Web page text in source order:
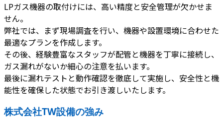
LPガス機器の取付けには、高い精度と安全管理が欠かせま
せん。
弊社では、まず現場調査を行い、機器や設置環境に合わせた
最適なプランを作成します。
その後、経験豊富なスタッフが配管と機器を丁寧に接続し、
ガス漏れがないか細心の注意を払います。
最後に漏れテストと動作確認を徹底して実施し、安全性と機
能性を確保した状態でお引き渡しいたします。
株式会社TW設備の強み